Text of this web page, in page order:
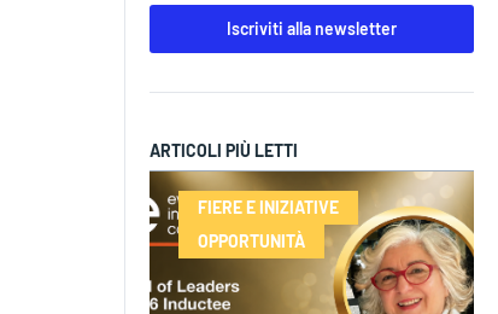
Iscriviti alla newsletter
ARTICOLI PIÙ LETTI
FIERE E INIZIATIVE
OPPORTUNITÀ